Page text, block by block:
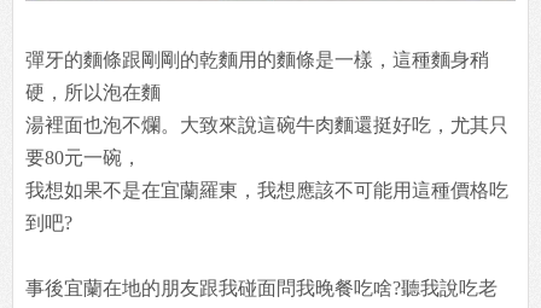
彈牙的麵條跟剛剛的乾麵用的麵條是一樣，這種麵身稍
硬，所以泡在麵
湯裡面也泡不爛。大致來說這碗牛肉麵還挺好吃，尤其只
要80元一碗，
我想如果不是在宜蘭羅東，我想應該不可能用這種價格吃
到吧?
事後宜蘭在地的朋友跟我碰面問我晚餐吃啥?聽我說吃老